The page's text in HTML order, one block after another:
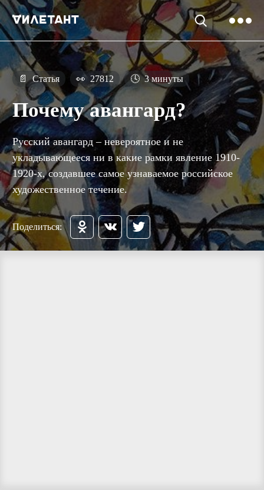
📄 Статья 👀 27812 🕓 3 минуты
Почему авангард?
Русский авангард – невероятное и не
укладывающееся ни в какие рамки явление 1910-
1920-х, создавшее самое узнаваемое российское
художественное течение.
Поделиться: